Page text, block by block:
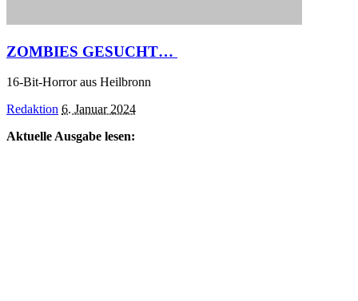
ZOMBIES GESUCHT…
16-Bit-Horror aus Heilbronn
Posted
Redaktion 6. Januar 2024
Aktuelle Ausgabe lesen: